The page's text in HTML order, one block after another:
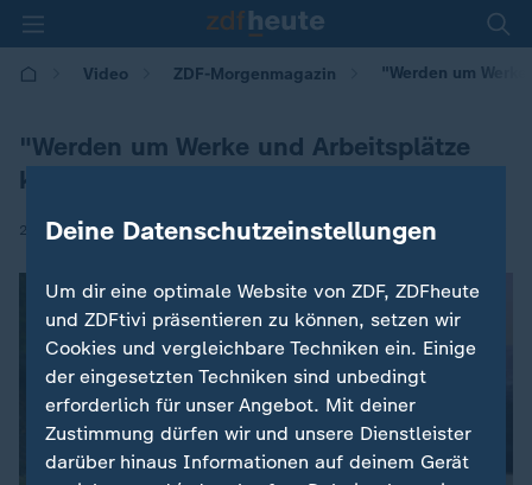
Video ZDF-Morgenmagazin "Werden um
"Werden um Werke und Arbeitsplätze
kämpfen"
29.10.2024 | 05:30
Deine Datenschutzeinstellungen
Um dir eine optimale Website von ZDF, ZDFheute
und ZDFtivi präsentieren zu können, setzen wir
Cookies und vergleichbare Techniken ein. Einige
der eingesetzten Techniken sind unbedingt
erforderlich für unser Angebot. Mit deiner
Zustimmung dürfen wir und unsere Dienstleister
darüber hinaus Informationen auf deinem Gerät